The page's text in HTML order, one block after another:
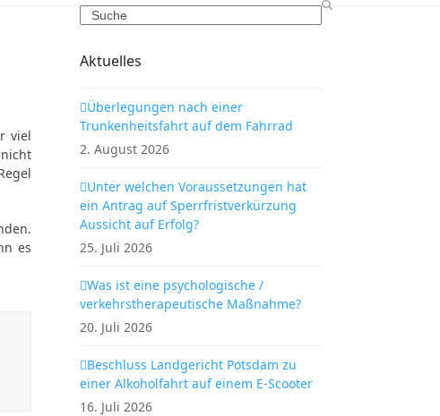
viel
es
Search
Aktuelles
Überlegungen nach einer
Trunkenheitsfahrt auf dem Fahrrad
2. August 2026
Unter welchen Voraussetzungen hat
ein Antrag auf Sperrfristverkürzung
Aussicht auf Erfolg?
25. Juli 2026
Was ist eine psychologische /
verkehrstherapeutische Maßnahme?
20. Juli 2026
Beschluss Landgericht Potsdam zu
einer Alkoholfahrt auf einem E-Scooter
16. Juli 2026